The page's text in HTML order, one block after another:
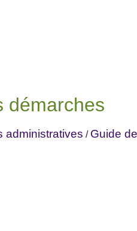
démarches
administratives / Guide